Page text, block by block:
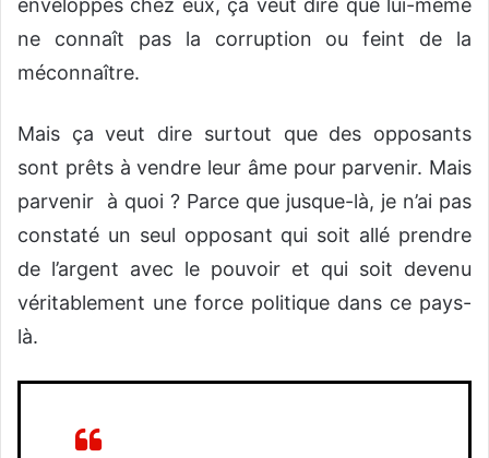
ne connaît pas la corruption ou feint de la
méconnaître.
Mais ça veut dire surtout que des opposants
sont prêts à vendre leur âme pour parvenir. Mais
parvenir à quoi ? Parce que jusque-là, je n’ai pas
constaté un seul opposant qui soit allé prendre
de l’argent avec le pouvoir et qui soit devenu
véritablement une force politique dans ce pays-
là.